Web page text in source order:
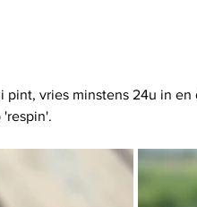
pint, vries minstens 24u in
'respin'.